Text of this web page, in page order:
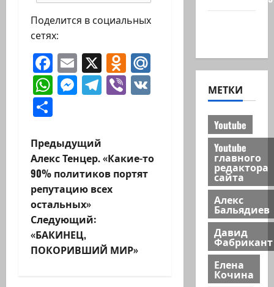
Поделится в социальных
сетях:
Facebook
Email
X Odnoklassniki
Mail.Ru
WhatsApp
Messenger
Telegram
Viber
Н
а
в
и
г
Предыдущий
Алекс Тенцер. «Какие-то
90% политиков портят
репутацию всех
остальных»
Следующий:
«БАКИНЕЦ,
ПОКОРИВШИЙ МИР»
МЕТКИ
Youtube
Youtube
главного
редактора
сайта
Алекс
Бальядиев
Давид
Фабрикант
Елена
Кочина